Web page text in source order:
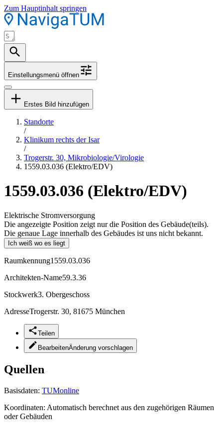
Zum Hauptinhalt springen
Einstellungsmenü öffnen
Erstes Bild hinzufügen
Standorte
/
Klinikum rechts der Isar
/
Trogerstr. 30, Mikrobiologie/Virologie
1559.03.036 (Elektro/EDV)
1559.03.036 (Elektro/EDV)
Elektrische Stromversorgung
Die angezeigte Position zeigt nur die Position des Gebäude(teils).
Die genaue Lage innerhalb des Gebäudes ist uns nicht bekannt.
Ich weiß wo es liegt
Raumkennung1559.03.036
Architekten-Name59.3.36
Stockwerk3. Obergeschoss
AdresseTrogerstr. 30, 81675 München
Teilen
BearbeitenÄnderung vorschlagen
Quellen
Basisdaten: TUMonline
Koordinaten: Automatisch berechnet aus den zugehörigen Räumen
oder Gebäuden